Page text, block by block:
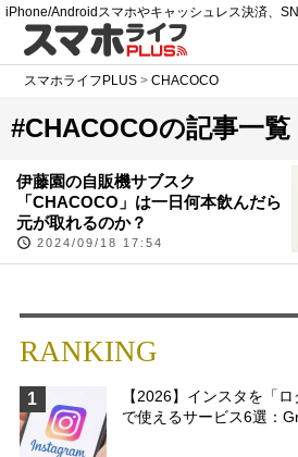
iPhone/Androidスマホやキャッシュレス決済、
スマホライフPLUS >CHACOCO
#CHACOCOの記事一覧
伊藤園の自販機サブスク
「CHACOCO」は一日何本飲んだら
元が取れるのか？
2024/09/18 17:54
RANKING
1
【2026】インスタを「
で使えるサービス6選：